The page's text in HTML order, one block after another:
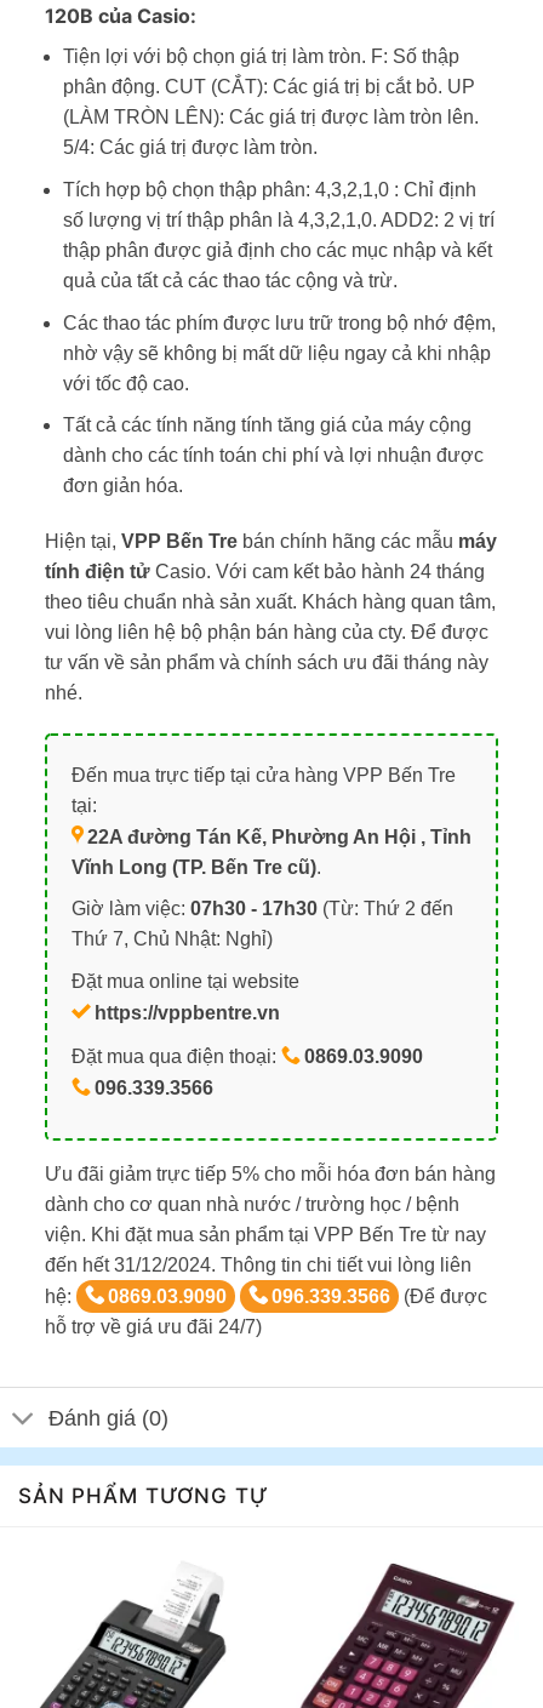
120B của Casio:
Tiện lợi với bộ chọn giá trị làm tròn. F: Số thập
phân động. CUT (CẮT): Các giá trị bị cắt bỏ. UP
(LÀM TRÒN LÊN): Các giá trị được làm tròn lên.
5/4: Các giá trị được làm tròn.
Tích hợp bộ chọn thập phân: 4,3,2,1,0 : Chỉ định
số lượng vị trí thập phân là 4,3,2,1,0. ADD2: 2 vị trí
thập phân được giả định cho các mục nhập và kết
quả của tất cả các thao tác cộng và trừ.
Các thao tác phím được lưu trữ trong bộ nhớ đệm,
nhờ vậy sẽ không bị mất dữ liệu ngay cả khi nhập
với tốc độ cao.
Tất cả các tính năng tính tăng giá của máy cộng
dành cho các tính toán chi phí và lợi nhuận được
đơn giản hóa.
Hiện tại, VPP Bến Trebán chính hãng các mẫu máy
tính điện tửCasio. Với cam kết bảo hành 24 tháng
theo tiêu chuẩn nhà sản xuất. Khách hàng quan tâm,
vui lòng liên hệ bộ phận bán hàng của cty. Để được
tư vấn về sản phẩm và chính sách ưu đãi tháng này
nhé.
Đến mua trực tiếp tại cửa hàng VPP Bến Tre
tại:
22A đường Tán Kế, Phường An Hội , Tỉnh
Vĩnh Long (TP. Bến Tre cũ).
Giờ làm việc: 07h30 - 17h30(Từ: Thứ 2 đến
Thứ 7, Chủ Nhật: Nghỉ)
Đặt mua online tại website
https://vppbentre.vn
Đặt mua qua điện thoại:
0869.03.9090
096.339.3566
Ưu đãi giảm trực tiếp 5% cho mỗi hóa đơn bán hàng
dành cho cơ quan nhà nước / trường học / bệnh
viện. Khi đặt mua sản phẩm tại VPP Bến Tre từ nay
đến hết 31/12/2024. Thông tin chi tiết vui lòng liên
hệ:
0869.03.9090 096.339.3566
(Để được
hỗ trợ về giá ưu đãi 24/7)
Đánh giá (0)
SẢN PHẨM TƯƠNG TỰ